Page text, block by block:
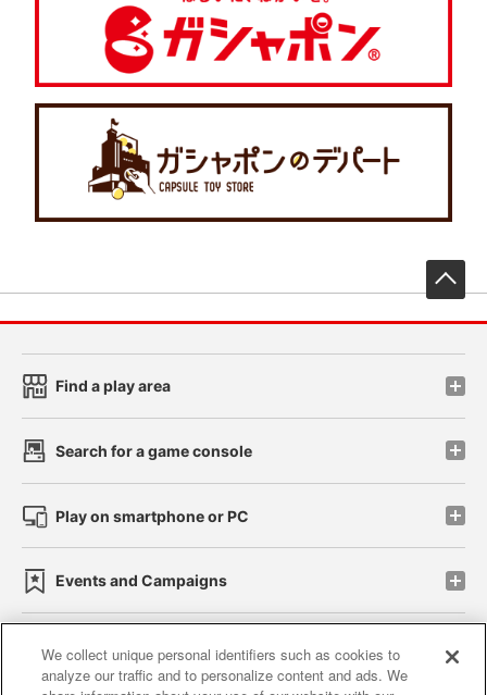
Find a play area
Search for a game console
Play on smartphone or PC
Events and Campaigns
Affiliate Sustainability site policy privacy policy
We collect unique personal identifiers such as cookies to
analyze our traffic and to personalize content and ads. We